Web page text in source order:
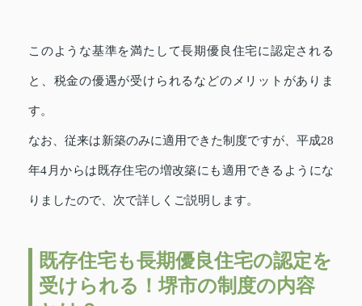
このような基準を満たして長期優良住宅に認定される
と、税金の優遇が受けられるなどのメリットがありま
す。
なお、従来は新築のみに適用できた制度ですが、平成28
年4月からは既存住宅の増改築にも適用できるようにな
りましたので、次で詳しくご説明します。
既存住宅も長期優良住宅の認定を
受けられる！堺市の制度の内容